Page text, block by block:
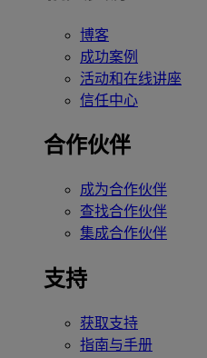
博客
成功案例
活动和在线讲座
信任中心
合作伙伴
成为合作伙伴
查找合作伙伴
集成合作伙伴
支持
获取支持
指南与手册